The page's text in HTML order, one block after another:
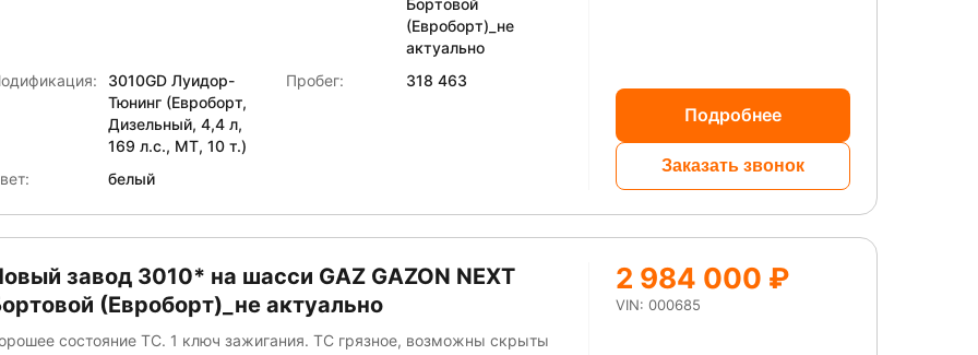
Бортовой
(Евроборт)_не
актуально
3010GD Луидор-
Тюнинг (Евроборт,
Дизельный, 4,4 л,
169 л.с., МТ, 10 т.)
Пробег: 318 463
белый
Подробнее
Заказать звонок
завод 3010* на шасси GAZ GAZON NEXT
(Евроборт)_не актуально
состояние ТС. 1 ключ зажигания. ТС грязное, возможны скрыты
2 984 000 ₽
VIN: 000685